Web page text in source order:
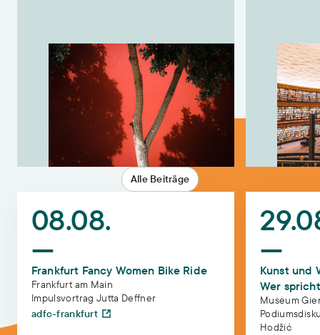
Alle Beiträge
08.08.
—
Frankfurt Fancy Women Bike Ride
Frankfurt am Main
Impulsvortrag Jutta Deffner
adfc-frankfurt
—
Kunst und
Wer
Museum
Hodžić